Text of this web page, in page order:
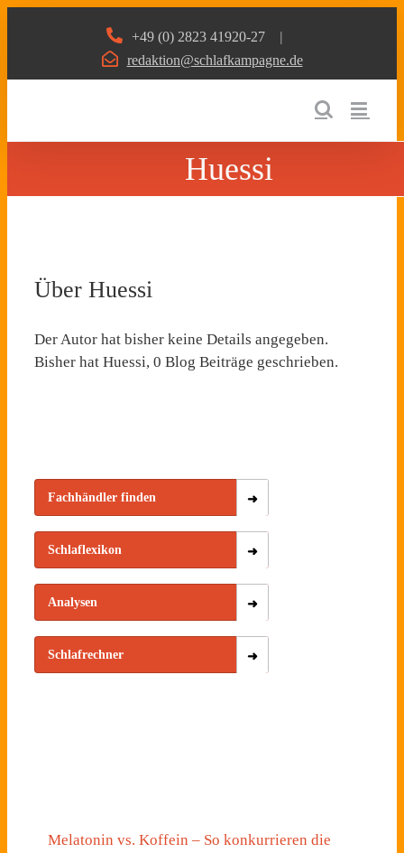
+49 (0) 2823 41920-27
|
redaktion@schlafkampagne.de
Huessi
Über Huessi
Der Autor hat bisher keine Details angegeben.
Bisher hat Huessi, 0 Blog Beiträge geschrieben.
Fachhändler finden
Schlaflexikon
Analysen
Schlafrechner
Melatonin vs. Koffein – So konkurrieren die